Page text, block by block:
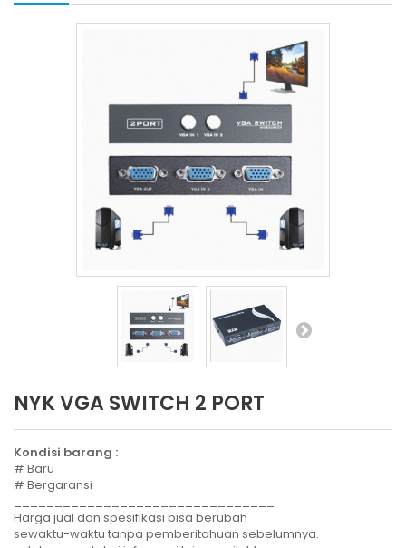
NYK VGA SWITCH 2 PORT
Kondisi barang :
# Baru
# Bergaransi
Harga jual dan spesifikasi bisa berubah
sewaktu-waktu tanpa pemberitahuan sebelumnya.